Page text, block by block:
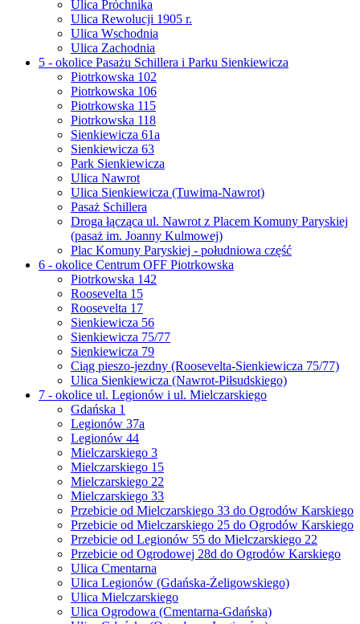
Ulica Próchnika
Ulica Rewolucji 1905 r.
Ulica Wschodnia
Ulica Zachodnia
5 - okolice Pasażu Schillera i Parku Sienkiewicza
Piotrkowska 102
Piotrkowska 106
Piotrkowska 115
Piotrkowska 118
Sienkiewicza 61a
Sienkiewicza 63
Park Sienkiewicza
Ulica Nawrot
Ulica Sienkiewicza (Tuwima-Nawrot)
Pasaż Schillera
Droga łącząca ul. Nawrot z Placem Komuny Paryskiej
(pasaż im. Joanny Kulmowej)
Plac Komuny Paryskiej - południowa część
6 - okolice Centrum OFF Piotrkowska
Piotrkowska 142
Roosevelta 15
Roosevelta 17
Sienkiewicza 56
Sienkiewicza 75/77
Sienkiewicza 79
Ciąg pieszo-jezdny (Roosevelta-Sienkiewicza 75/77)
Ulica Sienkiewicza (Nawrot-Piłsudskiego)
7 - okolice ul. Legionów i ul. Mielczarskiego
Gdańska 1
Legionów 37a
Legionów 44
Mielczarskiego 3
Mielczarskiego 15
Mielczarskiego 22
Mielczarskiego 33
Przebicie od Mielczarskiego 33 do Ogrodów Karskiego
Przebicie od Mielczarskiego 25 do Ogrodów Karskiego
Przebicie od Legionów 55 do Mielczarskiego 22
Przebicie od Ogrodowej 28d do Ogrodów Karskiego
Ulica Cmentarna
Ulica Legionów (Gdańska-Żeligowskiego)
Ulica Mielczarskiego
Ulica Ogrodowa (Cmentarna-Gdańska)